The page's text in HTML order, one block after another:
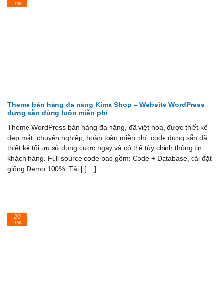
Theme bán hàng đa năng Kima Shop – Website WordPress
dựng sẵn dùng luôn miễn phí
Theme WordPress bán hàng đa năng, đã việt hóa, được thiết kế
đẹp mắt, chuyên nghiệp, hoàn toàn miễn phí, code dựng sẵn đã
thiết kế tối ưu sử dụng được ngay và có thể tùy chỉnh thông tin
khách hàng. Full source code bao gồm: Code + Database, cài đặt
giống Demo 100%. Tải [ [ ...]
Th8
20
Th8